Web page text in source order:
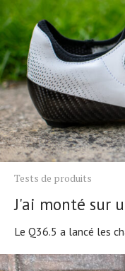
Tests de produits
J'ai monté sur
Le Q36.5 a lancé les